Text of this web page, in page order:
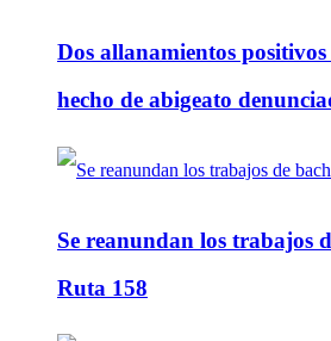
Dos allanamientos
hecho de abigeato
Se reanundan los trabajos
Ruta 158